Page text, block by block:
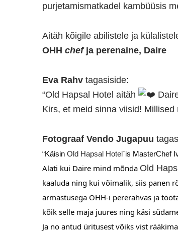
purjetamismatkadel kambüüsis
Aitäh kõigile abilistele ja
OHH chefja perenaine, Daire
Eva Rahv tagasiside:
“Old Hapsal Hotel aitäh
Kirs, et meid sinna viisid! Millised
Fotograaf Vendo Jugapuu
“Käisin Old Hapsal Hotel`is MasterChef
Alati kui Daire mind mõnda Old
kaaluda ning kui võimalik, siis panen
armastusega OHH-i pererahvas ja
kõik selle maja juures ning käsi
Ja no antud üritusest võiks vist